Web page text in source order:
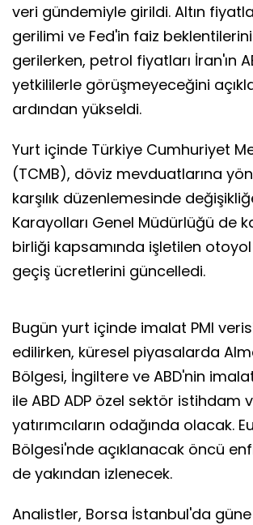
veri gündemiyle girildi. Altın
gerilimi ve Fed'in faiz
gerilerken, petrol fiyatları İran'ın
yetkililerle görüşmeyeceğini
ardından yükseldi.
Yurt içinde Türkiye Cumhuriyet
(TCMB), döviz mevduatlarına
karşılık düzenlemesinde
Karayolları Genel Müdürlüğü de
birliği kapsamında işletilen
geçiş ücretlerini güncelledi.
Bugün yurt içinde imalat PMI
edilirken, küresel piyasalarda
Bölgesi, İngiltere ve ABD'nin
ile ABD ADP özel sektör istihdam
yatırımcıların odağında olacak.
Bölgesi'nde açıklanacak öncü
de yakından izlenecek.
Analistler, Borsa İstanbul'da